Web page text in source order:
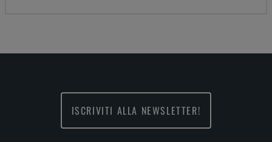
ISCRIVITI ALLA NEWSLETTER!